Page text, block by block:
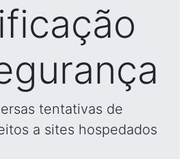
tentativas de
a sites hospedados